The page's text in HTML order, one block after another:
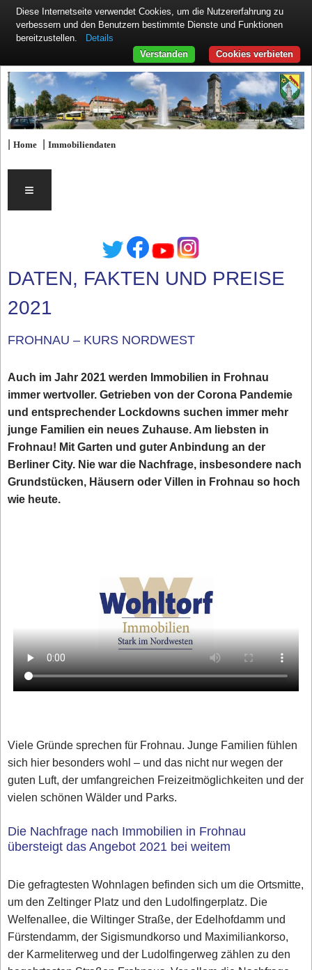
|Home |Immobiliendaten
≡
DATEN, FAKTEN UND PREISE
2021
FROHNAU – KURS NORDWEST
Auch im Jahr 2021 werden Immobilien in Frohnau
immer wertvoller. Getrieben von der Corona Pandemie
und entsprechender Lockdowns suchen immer mehr
junge Familien ein neues Zuhause. Am liebsten in
Frohnau! Mit Garten und guter Anbindung an der
Berliner City. Nie war die Nachfrage, insbesondere nach
Grundstücken, Häusern oder Villen in Frohnau so hoch
wie heute.
Viele Gründe sprechen für Frohnau. Junge Familien fühlen
sich hier besonders wohl – und das nicht nur wegen der
guten Luft, der umfangreichen Freizeitmöglichkeiten und der
vielen schönen Wälder und Parks.
Die Nachfrage nach Immobilien in Frohnau
übersteigt das Angebot 2021 bei weitem
Die gefragtesten Wohnlagen befinden sich um die Ortsmitte,
um den Zeltinger Platz und den Ludolfingerplatz. Die
Welfenallee, die Wiltinger Straße, der Edelhofdamm und
Fürstendamm, der Sigismundkorso und Maximiliankorso,
der Karmeliterweg und der Ludolfingerweg zählen zu den
Diese Internetseite verwendet Cookies, um die Nutzererfahrung zu
verbessern und den Benutzern bestimmte Dienste und Funktionen
bereitzustellen.
Details
Cookies verbieten
Verstanden